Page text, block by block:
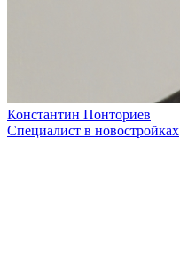
Константин Понториев
Специалист в новостройках